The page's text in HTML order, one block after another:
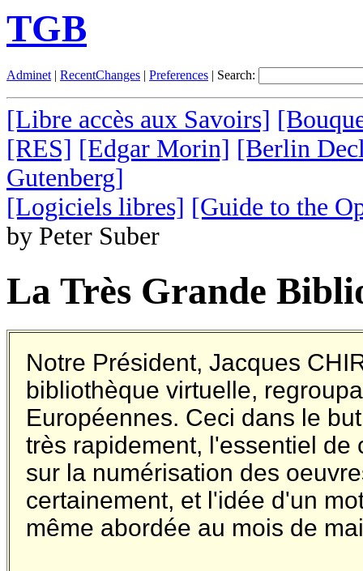
TGB
Adminet| RecentChanges | Preferences | Search:
[Libre accès aux Savoirs]
[RES] [Edgar Morin] [Berlin
Gutenberg]
[Logiciels libres] [Guide to the
by Peter Suber
La Très Grande
Notre Président, Jacques
bibliothèque virtuelle,
Européennes. Ceci dans le
très rapidement, l'essentiel de
sur la numérisation des
certainement, et l'idée d'un
même abordée au mois de